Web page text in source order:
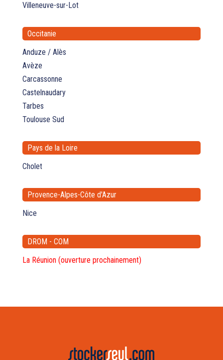
Villeneuve-sur-Lot
Occitanie
Anduze / Alès
Avèze
Carcassonne
Castelnaudary
Tarbes
Toulouse Sud
Pays de la Loire
Cholet
Provence-Alpes-Côte d'Azur
Nice
DROM - COM
La Réunion (ouverture prochainement)